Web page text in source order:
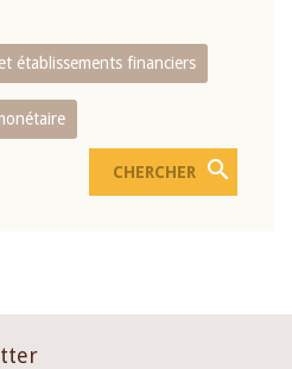
établissements financiers